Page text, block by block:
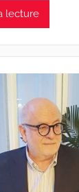
lecture